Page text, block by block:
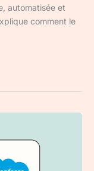
automatisée et
comment le